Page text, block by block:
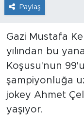
Paylaş
Gazi Mustafa
yılından bu
Koşusu'nun
şampiyonluğa
jokey Ahmet
yaşıyor.